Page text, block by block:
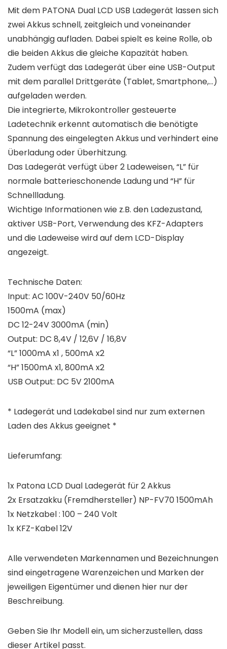
Mit dem PATONA Dual LCD USB Ladegerät lassen sich
zwei Akkus schnell, zeitgleich und voneinander
unabhängig aufladen. Dabei spielt es keine Rolle, ob
die beiden Akkus die gleiche Kapazität haben.
Zudem verfügt das Ladegerät über eine USB-Output
mit dem parallel Drittgeräte (Tablet, Smartphone,…)
aufgeladen werden.
Die integrierte, Mikrokontroller gesteuerte
Ladetechnik erkennt automatisch die benötigte
Spannung des eingelegten Akkus und verhindert eine
Überladung oder Überhitzung.
Das Ladegerät verfügt über 2 Ladeweisen, “L” für
normale batterieschonende Ladung und “H” für
Schnellladung.
Wichtige Informationen wie z.B. den Ladezustand,
aktiver USB-Port, Verwendung des KFZ-Adapters
und die Ladeweise wird auf dem LCD-Display
angezeigt.
Technische Daten:
Input: AC 100V-240V 50/60Hz
1500mA (max)
DC 12-24V 3000mA (min)
Output: DC 8,4V / 12,6V / 16,8V
“L” 1000mA x1 , 500mA x2
“H” 1500mA x1, 800mA x2
USB Output: DC 5V 2100mA
* Ladegerät und Ladekabel sind nur zum externen
Laden des Akkus geeignet *
Lieferumfang:
1x Patona LCD Dual Ladegerät für 2 Akkus
2x Ersatzakku (Fremdhersteller) NP-FV70 1500mAh
1x Netzkabel : 100 – 240 Volt
1x KFZ-Kabel 12V
Alle verwendeten Markennamen und Bezeichnungen
sind eingetragene Warenzeichen und Marken der
jeweiligen Eigentümer und dienen hier nur der
Beschreibung.
Geben Sie Ihr Modell ein, um sicherzustellen, dass
dieser Artikel passt.